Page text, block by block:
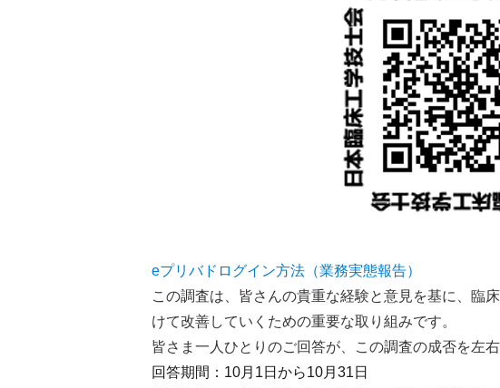
eプリバドログイン方法（業務実態報告）
この調査は、皆さんの貴重な経験と意見を基に、臨
けて改善していくための重要な取り組みです。
皆さま一人ひとりのご回答が、この調査の成否を左右
回答期間：10月1日から10月31日